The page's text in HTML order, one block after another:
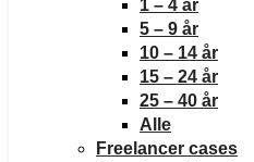
1 – 4 år
5 – 9 år
10 – 14 år
15 – 24 år
25 – 40 år
Alle
Freelancer cases